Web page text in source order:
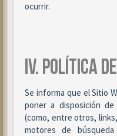
ocurrir.
IV. POLÍTICA
Se informa que el Sitio
poner a disposición
(como, entre otros,
motores de